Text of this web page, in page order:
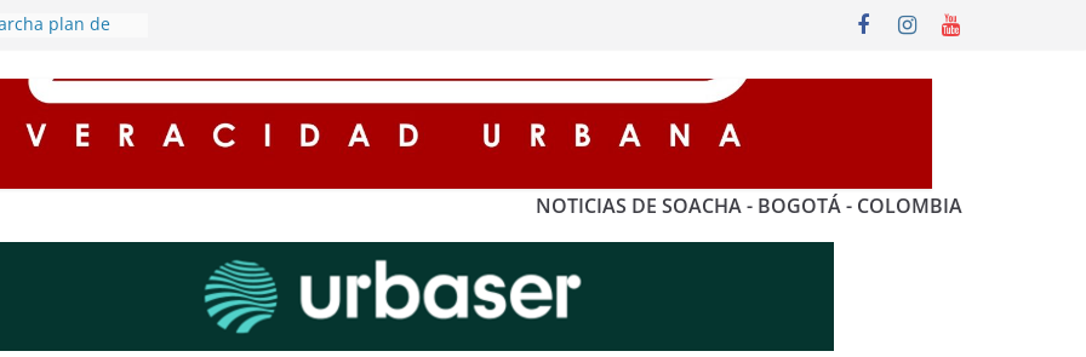
plan de
de hasta
para
impuestos en
‘Zona Segura’
en Soacha
NOTICIAS DE SOACHA - BOGOTÁ - COLOMBIA